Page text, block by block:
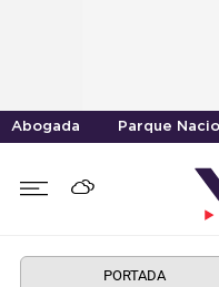
Abogada Parque
PORTADA